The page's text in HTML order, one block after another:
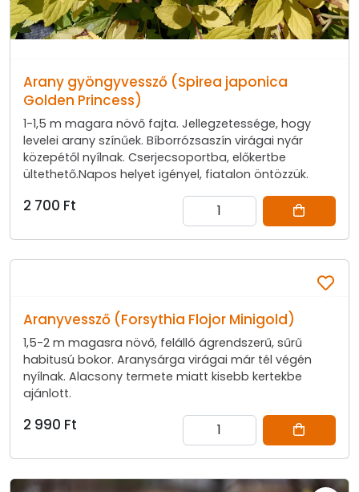
Arany gyöngyvessző (Spirea japonica
Golden Princess)
1-1,5 m magara növő fajta. Jellegzetessége, hogy
levelei arany színűek. Bíborrózsaszín virágai nyár
közepétől nyílnak. Cserjecsoportba, előkertbe
ültethető.Napos helyet igényel, fiatalon öntözzük.
2 700 Ft
Aranyvessző (Forsythia Flojor Minigold)
1,5-2 m magasra növő, felálló ágrendszerű, sűrű
habitusú bokor. Aranysárga virágai már tél végén
nyílnak. Alacsony termete miatt kisebb kertekbe
ajánlott.
2 990 Ft